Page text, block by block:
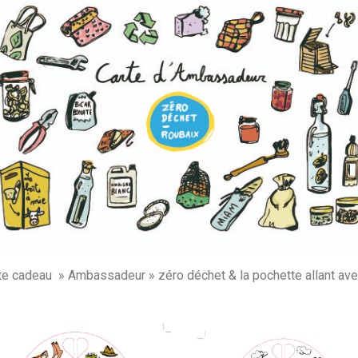
cadeau » Ambassadeur » zéro déchet & la pochette allant